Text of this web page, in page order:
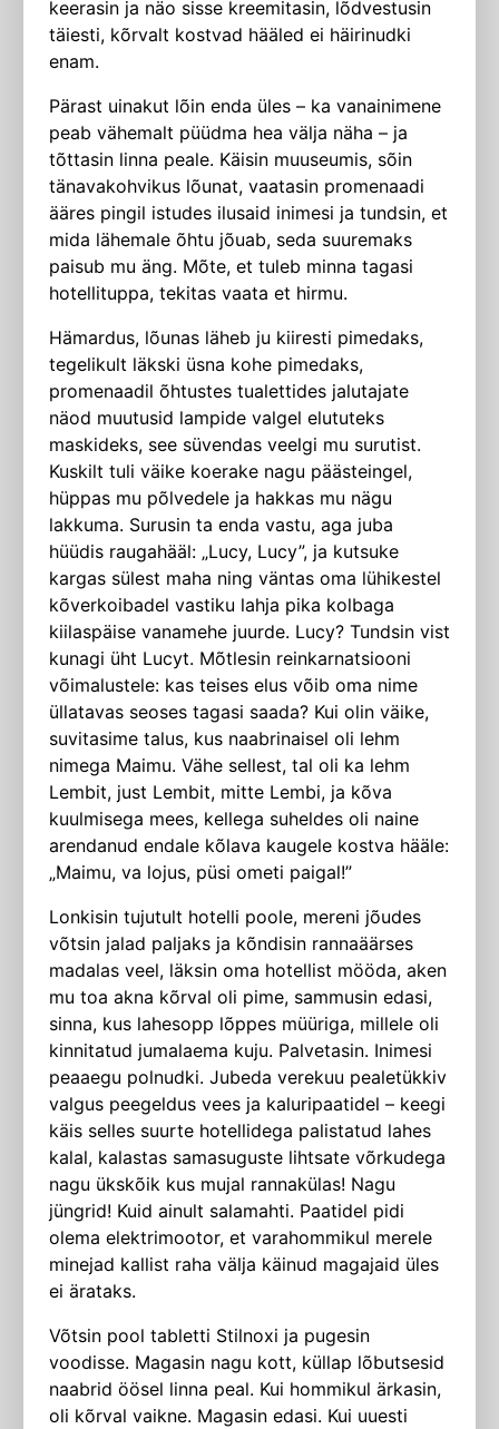
keerasin ja näo sisse kreemitasin, lõdvestusin
täiesti, kõrvalt kostvad hääled ei häirinudki
enam.
Pärast uinakut lõin enda üles – ka vanainimene
peab vähemalt püüdma hea välja näha – ja
tõttasin linna peale. Käisin muuseumis, sõin
tänavakohvikus lõunat, vaatasin promenaadi
ääres pingil istudes ilusaid inimesi ja tundsin, et
mida lähemale õhtu jõuab, seda suuremaks
paisub mu äng. Mõte, et tuleb minna tagasi
hotellituppa, tekitas vaata et hirmu.
Hämardus, lõunas läheb ju kiiresti pimedaks,
tegelikult läkski üsna kohe pimedaks,
promenaadil õhtustes tualettides jalutajate
näod muutusid lampide valgel elututeks
maskideks, see süvendas veelgi mu surutist.
Kuskilt tuli väike koerake nagu päästeingel,
hüppas mu põlvedele ja hakkas mu nägu
lakkuma. Surusin ta enda vastu, aga juba
hüüdis raugahääl: „Lucy, Lucy”, ja kutsuke
kargas sülest maha ning väntas oma lühikestel
kõverkoibadel vastiku lahja pika kolbaga
kiilaspäise vanamehe juurde. Lucy? Tundsin vist
kunagi üht Lucyt. Mõtlesin reinkarnatsiooni
võimalustele: kas teises elus võib oma nime
üllatavas seoses tagasi saada? Kui olin väike,
suvitasime talus, kus naabrinaisel oli lehm
nimega Maimu. Vähe sellest, tal oli ka lehm
Lembit, just Lembit, mitte Lembi, ja kõva
kuulmisega mees, kellega suheldes oli naine
arendanud endale kõlava kaugele kostva hääle:
„Maimu, va lojus, püsi ometi paigal!”
Lonkisin tujutult hotelli poole, mereni jõudes
võtsin jalad paljaks ja kõndisin rannaäärses
madalas veel, läksin oma hotellist mööda, aken
mu toa akna kõrval oli pime, sammusin edasi,
sinna, kus lahesopp lõppes müüriga, millele oli
kinnitatud jumalaema kuju. Palvetasin. Inimesi
peaaegu polnudki. Jubeda verekuu pealetükkiv
valgus peegeldus vees ja kaluripaatidel – keegi
käis selles suurte hotellidega palistatud lahes
kalal, kalastas samasuguste lihtsate võrku­dega
nagu ükskõik kus mujal rannakülas! Nagu
jüngrid! Kuid ainult salamahti. Paatidel pidi
olema elektrimootor, et varahommikul merele
minejad kallist raha välja käinud magajaid üles
ei ärataks.
Võtsin pool tabletti Stilnoxi ja pugesin
voodisse. Magasin nagu kott, küllap lõ­butsesid
naabrid öösel linna peal. Kui hommikul ärkasin,
oli kõrval vaikne. Magasin edasi. Kui uuesti